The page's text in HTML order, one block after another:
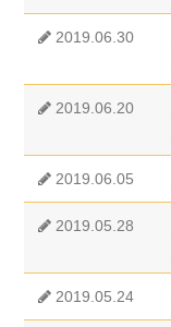
2019.06.30
2019.06.20
2019.06.05
2019.05.28
2019.05.24